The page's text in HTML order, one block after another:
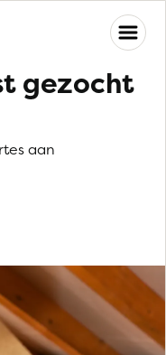
gezocht
aan